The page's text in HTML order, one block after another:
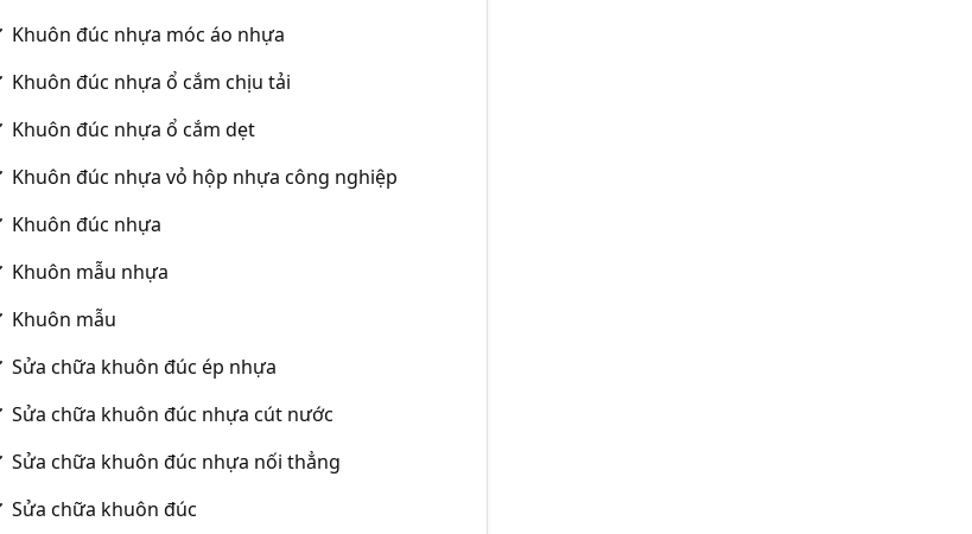
Khuôn đúc nhựa móc áo nhựa
Khuôn đúc nhựa ổ cắm chịu tải
Khuôn đúc nhựa ổ cắm dẹt
Khuôn đúc nhựa vỏ hộp nhựa công nghiệp
Khuôn đúc nhựa
Khuôn mẫu nhựa
Khuôn mẫu
Sửa chữa khuôn đúc ép nhựa
Sửa chữa khuôn đúc nhựa cút nước
Sửa chữa khuôn đúc nhựa nối thẳng
Sửa chữa khuôn đúc